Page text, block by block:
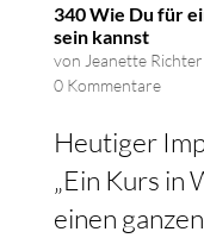
340 Wie Du für
sein kannst
von Jeanette Richter
0 Kommentare
Heutiger
„Ein Kurs in
einen